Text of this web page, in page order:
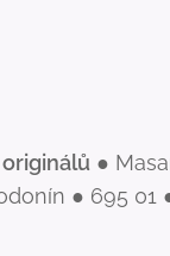
originálů ●
● 695 01